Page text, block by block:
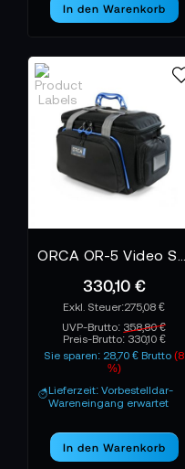
In den Warenkorb
330,10 €
275,08 €
UVP-Brutto: 358,80 €
Preis-Brutto: 330,10 €
Sie sparen: 28,70 € Brutto(8
%)
Lieferzeit: Vorbestelldar-
Wareneingang erwartet
In den Warenkorb